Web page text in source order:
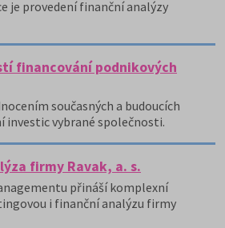
je provedení finanční analýzy
financování podnikových
současných a budoucích
investic vybrané společnosti.
firmy Ravak, a. s.
přináší komplexní
i finanční analýzu firmy